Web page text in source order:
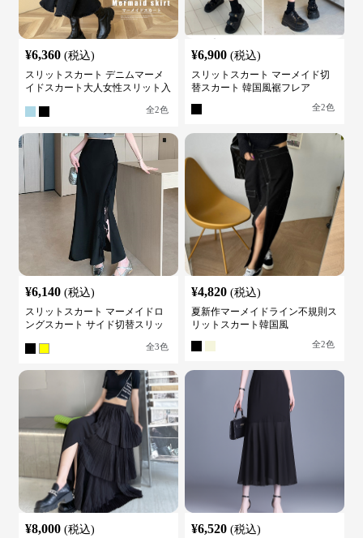
¥6,360 (税込)
スリットスカート デニムマーメ
イドスカート大人女性スリット入
全2色
¥6,900 (税込)
スリットスカート マーメイド切
替スカート 韓国風裾フレア
全2色
¥6,140 (税込)
スリットスカート マーメイドロ
ングスカート サイド切替スリッ
全3色
¥4,820 (税込)
夏新作マーメイドライン不規則ス
リットスカート韓国風
全2色
¥8,000 (税込) ¥6,520 (税込)